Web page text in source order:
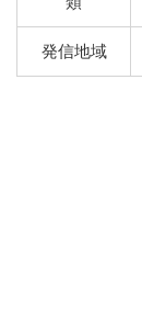
発信地域